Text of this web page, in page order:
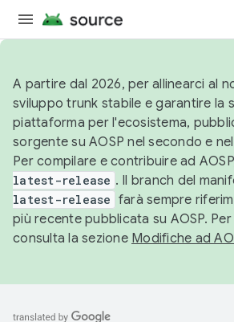
A partire dal 2026, per allinearci al
sviluppo trunk stabile e garantire la
piattaforma per l'ecosistema,
sorgente su AOSP nel secondo e
Per compilare e contribuire ad
latest-release . Il branch del
latest-release farà sempre
più recente pubblicata su AOSP.
consulta la sezione Modifiche ad